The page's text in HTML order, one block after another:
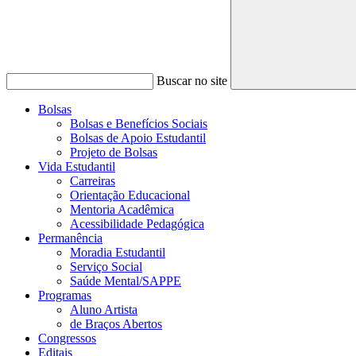
Buscar no site
Bolsas
Bolsas e Benefícios Sociais
Bolsas de Apoio Estudantil
Projeto de Bolsas
Vida Estudantil
Carreiras
Orientação Educacional
Mentoria Acadêmica
Acessibilidade Pedagógica
Permanência
Moradia Estudantil
Serviço Social
Saúde Mental/SAPPE
Programas
Aluno Artista
de Braços Abertos
Congressos
Editais